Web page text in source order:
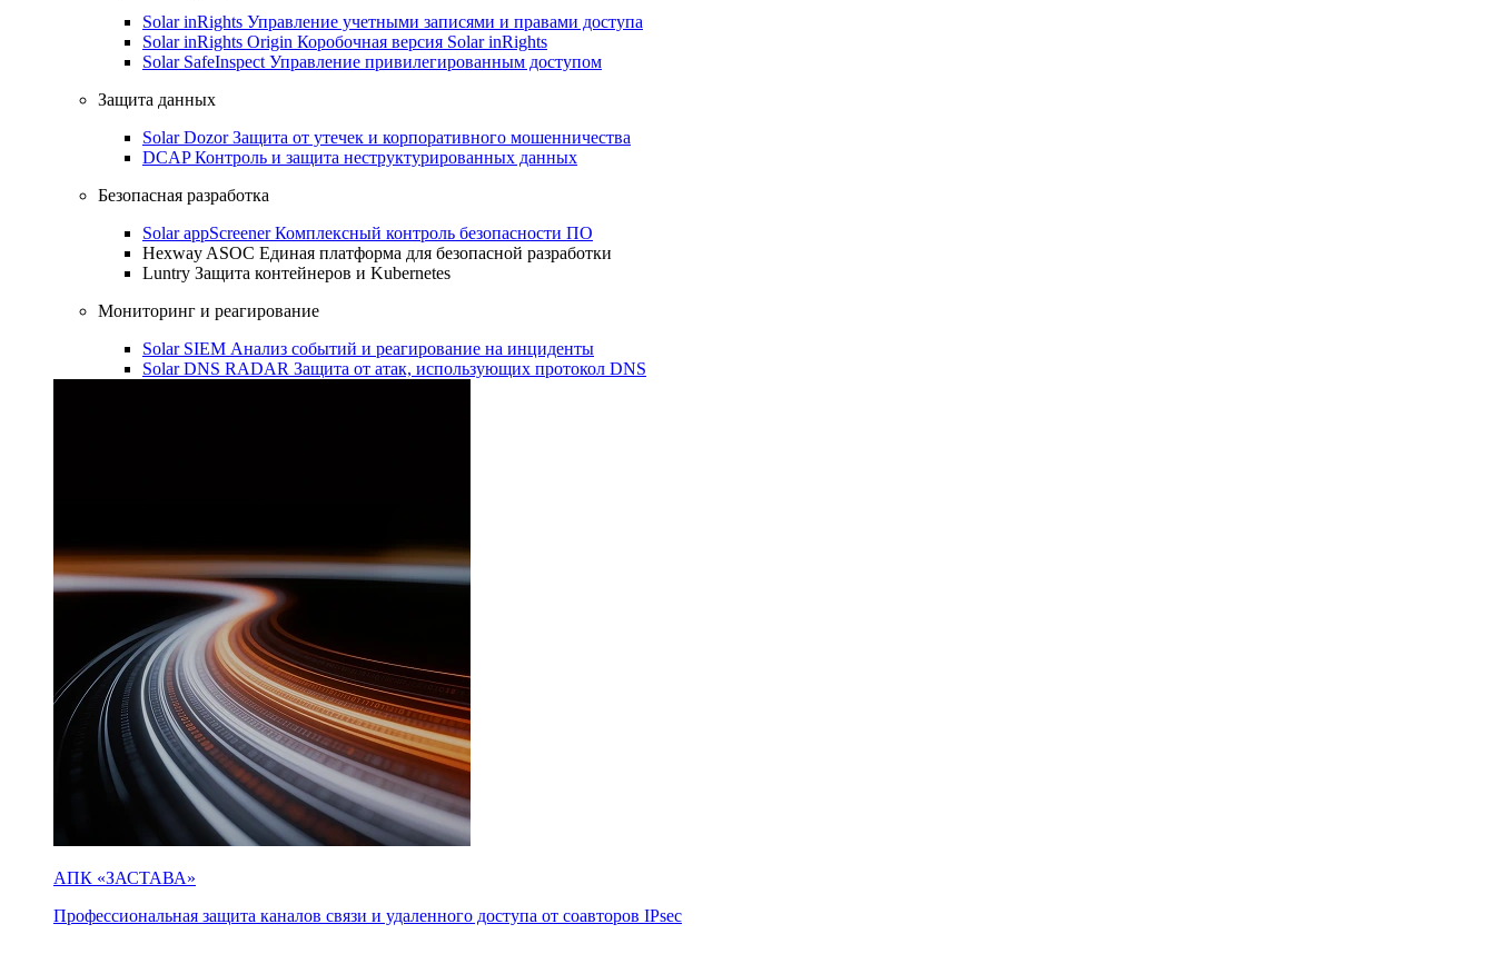
Solar inRights Управление учетными записями и правами доступа
Solar inRights Origin Коробочная версия Solar inRights
Solar SafeInspect Управление привилегированным доступом
Защита данных
Solar DozorЗащита от утечек и корпоративного мошенничества
DCAPКонтроль и защита неструктурированных данных
Безопасная разработка
Solar appScreenerКомплексный контроль безопасности ПО
Hexway ASOC Единая платформа для безопасной разработки
Luntry Защита контейнеров и Kubernetes
Мониторинг и реагирование
Solar SIEM Анализ событий и реагирование на инциденты
Solar DNS RADAR Защита от атак, использующих протокол DNS
АПК «ЗАСТАВА»
Профессиональная защита каналов связи и удаленного доступа от соавторов IPsec